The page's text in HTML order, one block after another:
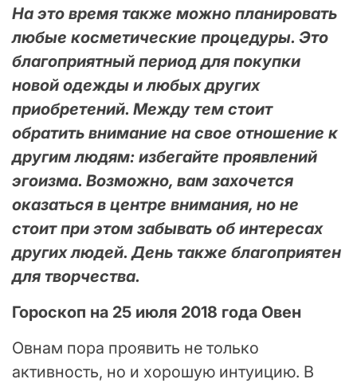
На это время также можно планировать
любые косметические процедуры. Это
благоприятный период для покупки
новой одежды и любых других
приобретений. Между тем стоит
обратить внимание на свое отношение к
другим людям: избегайте проявлений
эгоизма. Возможно, вам захочется
оказаться в центре внимания, но не
стоит при этом забывать об интересах
других людей. День также благоприятен
для творчества.
Гороскоп на 25 июля 2018 года Овен
Овнам пора проявить не только
активность, но и хорошую интуицию. В